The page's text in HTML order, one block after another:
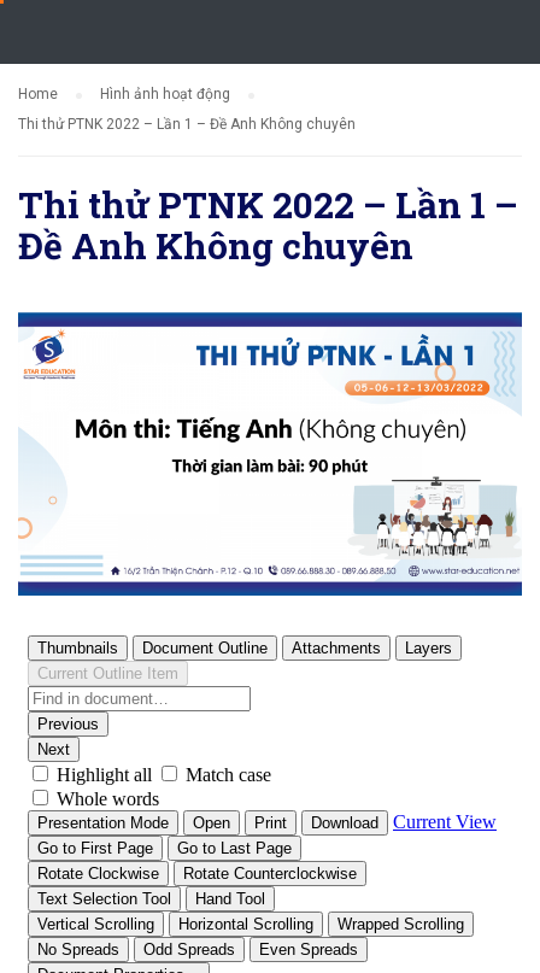
Home
Hình ảnh hoạt động
Thi thử PTNK 2022 – Lần 1 – Đề Anh Không chuyên
Thi thử PTNK 2022 – Lần 1 –
Đề Anh Không chuyên